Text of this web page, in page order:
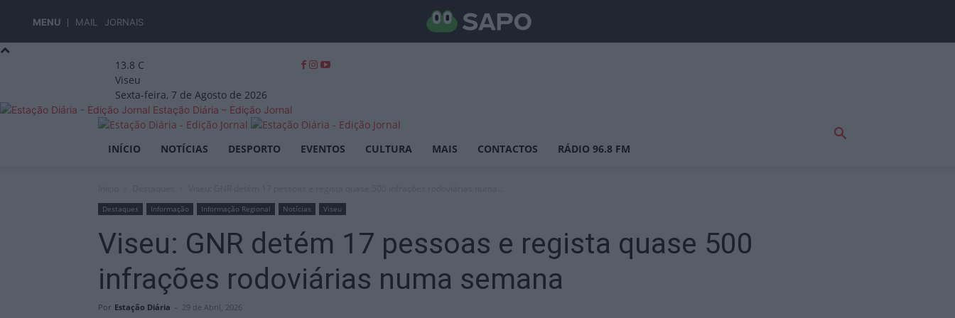
MENU MAIL JORNAIS
13.8 C
Viseu
Sexta-feira, 7 de Agosto de 2026
Estação Diária – Edição Jornal
INÍCIO NOTÍCIAS DESPORTO EVENTOS CULTURA MAIS CONTACTOS RÁDIO 96.8 FM
Destaques Informação Informação Regional Notícias Viseu
Viseu: GNR detém 17 pessoas e regista quase 500
infrações rodoviárias numa semana
Por Estação Diária - 29 de Abril, 2026